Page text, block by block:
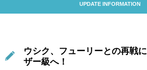
UPDATE INFORMATION
ウシク、フューリーとの再戦
ザー級へ！